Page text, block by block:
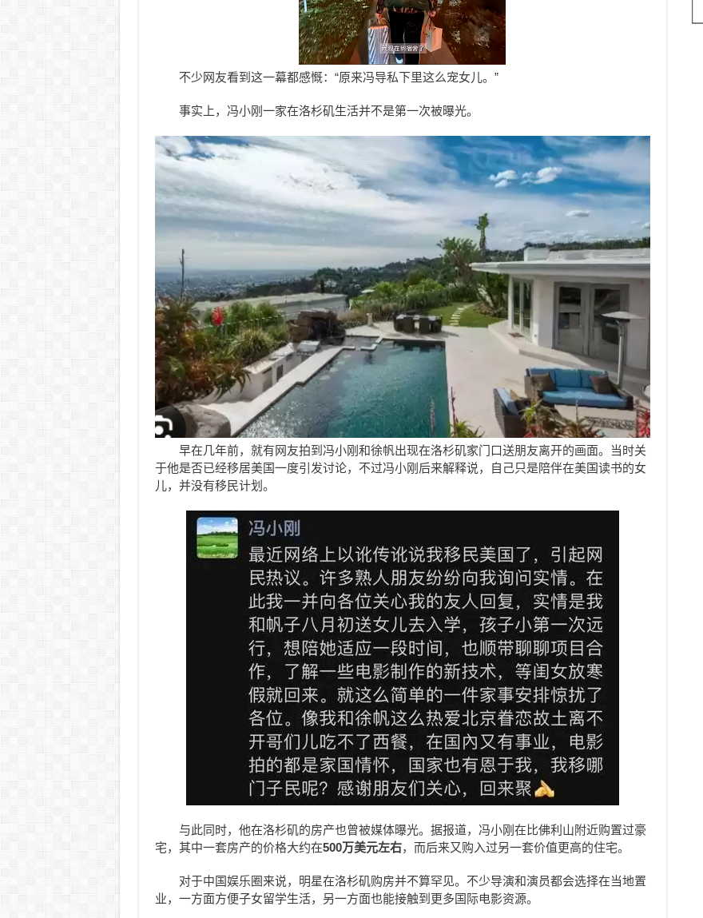
不少网友看到这一幕都感慨：“原来冯导私下里这么宠女儿。”
事实上，冯小刚一家在洛杉矶生活并不是第一次被曝光。
早在几年前，就有网友拍到冯小刚和徐帆出现在洛杉矶家门口送朋友离开的画面。当时关
于他是否已经移居美国一度引发讨论，不过冯小刚后来解释说，自己只是陪伴在美国读书的女
儿，并没有移民计划。
与此同时，他在洛杉矶的房产也曾被媒体曝光。据报道，冯小刚在比佛利山附近购置过豪
宅，其中一套房产的价格大约在500万美元左右，而后来又购入过另一套价值更高的住宅。
对于中国娱乐圈来说，明星在洛杉矶购房并不算罕见。不少导演和演员都会选择在当地置
业，一方面方便子女留学生活，另一方面也能接触到更多国际电影资源。